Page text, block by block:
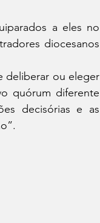
a eles no
diocesanos
deliberar ou eleger
quórum diferente
decisórias e as